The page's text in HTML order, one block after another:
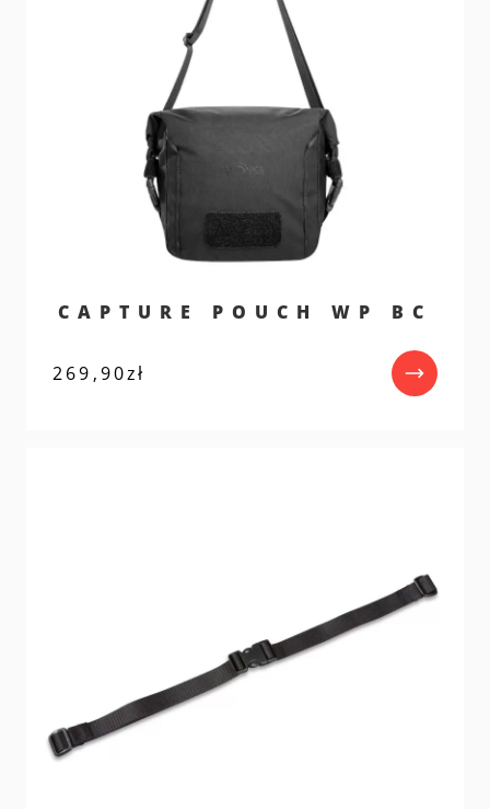
CAPTURE POUCH WP BC
269,90zł